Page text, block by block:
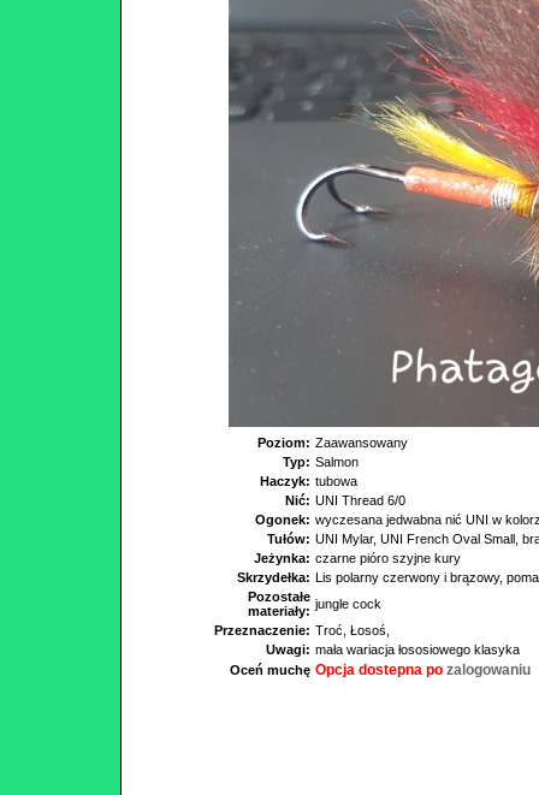
Poziom: Zaawansowany
Typ: Salmon
Haczyk: tubowa
Nić: UNI Thread 6/0
Ogonek: wyczesana jedwabna nić UNI w
Tułów: UNI Mylar, UNI French Oval Small,
Jeżynka: czarne pióro szyjne kury
Skrzydełka: Lis polarny czerwony i brązowy,
Pozostałe
materiały: jungle cock
Przeznaczenie: Troć, Łosoś,
Uwagi: mała wariacja łososiowego klasyka
Oceń muchę Opcja dostepna po zalogowaniu